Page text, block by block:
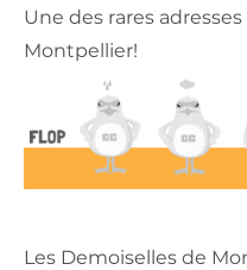
Une des rares
Montpellier!
Les Demoiselles de